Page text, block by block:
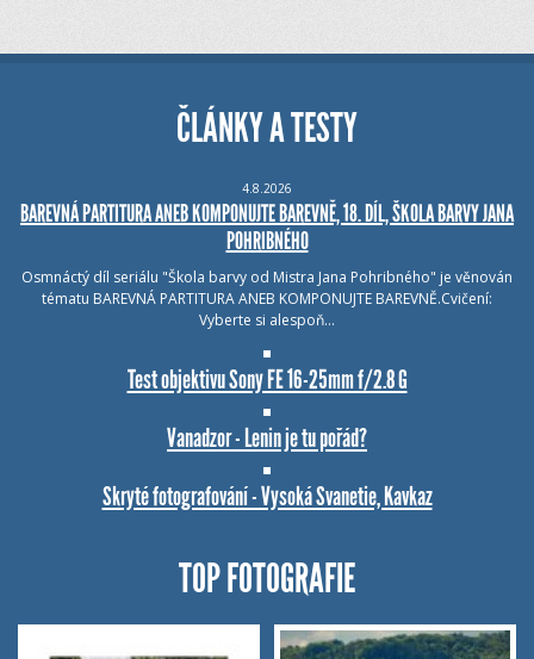
ČLÁNKY A TESTY
4.8.2026
BAREVNÁ PARTITURA ANEB KOMPONUJTE BAREVNĚ, 18. DÍL, ŠKOLA BARVY JANA
POHRIBNÉHO
Osmnáctý díl seriálu "Škola barvy od Mistra Jana Pohribného" je věnován
tématu BAREVNÁ PARTITURA ANEB KOMPONUJTE BAREVNĚ.Cvičení:
Vyberte si alespoň…
Test objektivu Sony FE 16-25mm f/2.8 G
Vanadzor - Lenin je tu pořád?
Skryté fotografování - Vysoká Svanetie, Kavkaz
TOP FOTOGRAFIE